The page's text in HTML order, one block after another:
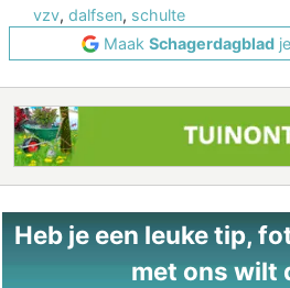
vzv, dalfsen, schulte
Maak Schagerdagblad
Heb je een leuke tip,
met ons wilt